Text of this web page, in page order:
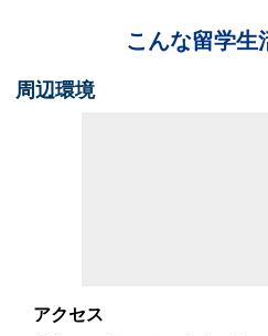
こんな留学生
周辺環境
アクセス